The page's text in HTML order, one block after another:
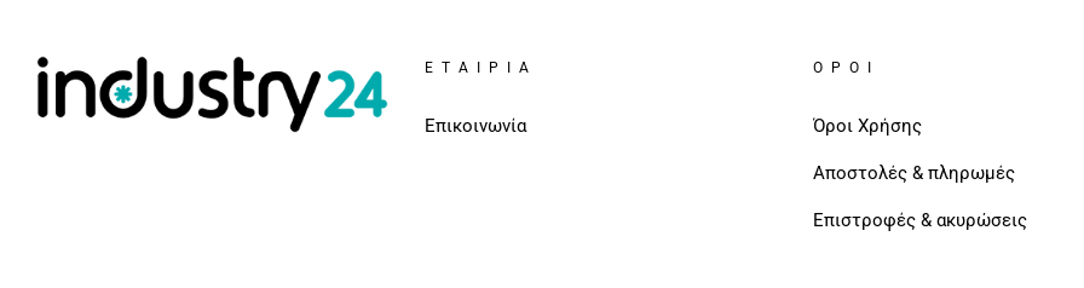
ΕΤΑΙΡΊΑ
Επικοινωνία
ΌΡΟΙ
Όροι Χρήσης
Αποστολές & πληρωμές
Επιστροφές & ακυρώσεις